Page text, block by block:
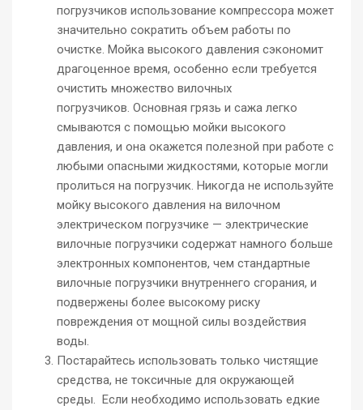
погрузчиков использование компрессора может
значительно сократить объем работы по
очистке. Мойка высокого давления сэкономит
драгоценное время, особенно если требуется
очистить множество вилочных
погрузчиков. Основная грязь и сажа легко
смываются с помощью мойки высокого
давления, и она окажется полезной при работе с
любыми опасными жидкостями, которые могли
пролиться на погрузчик. Никогда не используйте
мойку высокого давления на вилочном
электрическом погрузчике — электрические
вилочные погрузчики содержат намного больше
электронных компонентов, чем стандартные
вилочные погрузчики внутреннего сгорания, и
подвержены более высокому риску
повреждения от мощной силы воздействия
воды.
Постарайтесь использовать только чистящие
средства, не токсичные для окружающей
среды. Если необходимо использовать едкие